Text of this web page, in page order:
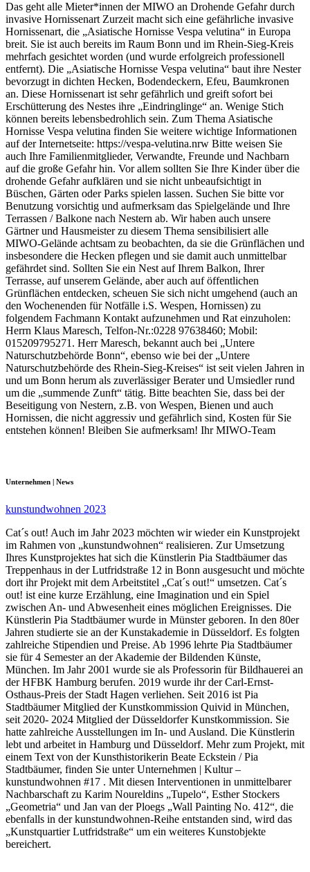
Das geht alle Mieter*innen der MIWO an Drohende Gefahr durch
invasive Hornissenart Zurzeit macht sich eine gefährliche invasive
Hornissenart, die „Asiatische Hornisse Vespa velutina“ in Europa
breit. Sie ist auch bereits im Raum Bonn und im Rhein-Sieg-Kreis
mehrfach gesichtet worden (und wurde erfolgreich professionell
entfernt). Die „Asiatische Hornisse Vespa velutina“ baut ihre Nester
bevorzugt in dichten Hecken, Bodendeckern, Efeu, Baumkronen
an. Diese Hornissenart ist sehr gefährlich und greift sofort bei
Erschütterung des Nestes ihre „Eindringlinge“ an. Wenige Stich
können bereits lebensbedrohlich sein. Zum Thema Asiatische
Hornisse Vespa velutina finden Sie weitere wichtige Informationen
auf der Internetseite: https://vespa-velutina.nrw Bitte weisen Sie
auch Ihre Familienmitglieder, Verwandte, Freunde und Nachbarn
auf die große Gefahr hin. Vor allem sollten Sie Ihre Kinder über die
drohende Gefahr aufklären und sie nicht unbeaufsichtigt in
Büschen, Gärten oder Parks spielen lassen. Suchen Sie bitte vor
Benutzung vorsichtig und aufmerksam das Spielgelände und Ihre
Terrassen / Balkone nach Nestern ab. Wir haben auch unsere
Gärtner und Hausmeister zu diesem Thema sensibilisiert alle
MIWO-Gelände achtsam zu beobachten, da sie die Grünflächen und
insbesondere die Hecken pflegen und sie damit auch unmittelbar
gefährdet sind. Sollten Sie ein Nest auf Ihrem Balkon, Ihrer
Terrasse, auf unserem Gelände, aber auch auf öffentlichen
Grünflächen entdecken, scheuen Sie sich nicht umgehend (auch an
den Wochenenden für Notfälle i.S. Wespen, Hornissen) zu
folgendem Fachmann Kontakt aufzunehmen und Rat einzuholen:
Herrn Klaus Maresch, Telfon-Nr.:0228 97638460; Mobil:
015209795271. Herr Maresch, bekannt auch bei „Untere
Naturschutzbehörde Bonn“, ebenso wie bei der „Untere
Naturschutzbehörde des Rhein-Sieg-Kreises“ ist seit vielen Jahren in
und um Bonn herum als zuverlässiger Berater und Umsiedler rund
um die „summende Zunft“ tätig. Bitte beachten Sie, dass bei der
Beseitigung von Nestern, z.B. von Wespen, Bienen und auch
Hornissen, die nicht aggressiv und gefährlich sind, Kosten für Sie
entstehen können! Bleiben Sie aufmerksam! Ihr MIWO-Team
Unternehmen | News
kunstundwohnen 2023
Cat´s out! Auch im Jahr 2023 möchten wir wieder ein Kunstprojekt
im Rahmen von „kunstundwohnen“ realisieren. Zur Umsetzung
Ihres Kunstprojektes hat sich die Künstlerin Pia Stadtbäumer das
Treppenhaus in der Lutfridstraße 12 in Bonn ausgesucht und möchte
dort ihr Projekt mit dem Arbeitstitel „Cat´s out!“ umsetzen. Cat´s
out! ist eine kurze Erzählung, eine Imagination und ein Spiel
zwischen An- und Abwesenheit eines möglichen Ereignisses. Die
Künstlerin Pia Stadtbäumer wurde in Münster geboren. In den 80er
Jahren studierte sie an der Kunstakademie in Düsseldorf. Es folgten
zahlreiche Stipendien und Preise. Ab 1996 lehrte Pia Stadtbäumer
sie für 4 Semester an der Akademie der Bildenden Künste,
München. Im Jahr 2001 wurde sie als Professorin für Bildhauerei an
der HFBK Hamburg berufen. 2019 wurde ihr der Carl-Ernst-
Osthaus-Preis der Stadt Hagen verliehen. Seit 2016 ist Pia
Stadtbäumer Mitglied der Kunstkommission Quivid in München,
seit 2020- 2024 Mitglied der Düsseldorfer Kunstkommission. Sie
hatte zahlreiche Ausstellungen im In- und Ausland. Die Künstlerin
lebt und arbeitet in Hamburg und Düsseldorf. Mehr zum Projekt, mit
einem Text von der Kunsthistorikerin Beate Eckstein / Pia
Stadtbäumer, finden Sie unter Unternehmen | Kultur –
kunstundwohnen #17 . Mit diesen Interventionen in unmittelbarer
Nachbarschaft zu Karim Noureldins „Tupelo“, Esther Stockers
„Geometria“ und Jan van der Ploegs „Wall Painting No. 412“, die
ebenfalls in der kunstundwohnen-Reihe entstanden sind, wird das
„Kunstquartier Lutfridstraße“ um ein weiteres Kunstobjekte
bereichert.